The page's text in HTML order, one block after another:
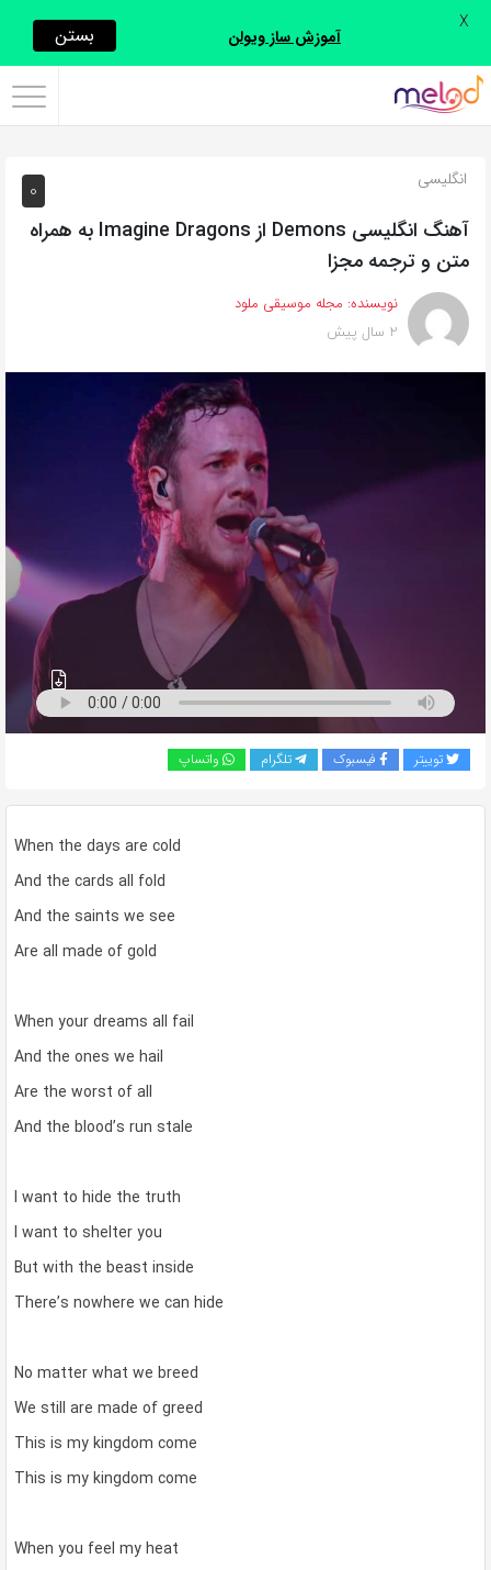
اشتراک
با
روش‌های
زیر
این
صفحه
را
خود
0 انگلیسی
آهنگ انگلیسی Demons از Imagine Dragons به همراه
متن و ترجمه مجزا
نویسنده: مجله موسیقی ملود
2 سال پیش
توییتر فیسبوک تلگرام واتساپ
When the days are cold
And the cards all fold
And the saints we see
Are all made of gold
When your dreams all fail
And the ones we hail
Are the worst of all
And the blood’s run stale
I want to hide the truth
I want to shelter you
But with the beast inside
There’s nowhere we can hide
No matter what we breed
We still are made of greed
This is my kingdom come
This is my kingdom come
When you feel my heat
آموزش ساز ویولن بستن X